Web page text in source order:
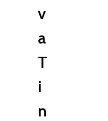
v
a
T
i
n